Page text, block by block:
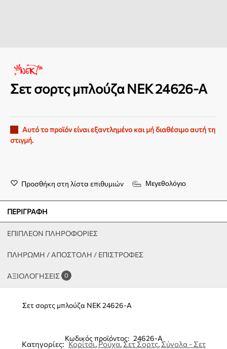
Σετ σορτς μπλούζα NEK 24626-A
Αυτό το προϊόν είναι εξαντλημένο και μή διαθέσιμο αυτή τη
στιγμή.
Προσθήκη στη λίστα επιθυμιών Μεγεθολόγιο
ΠΕΡΙΓΡΑΦΉ
ΕΠΙΠΛΈΟΝ ΠΛΗΡΟΦΟΡΊΕΣ
ΠΛΗΡΩΜΗ / ΑΠΟΣΤΟΛΗ / ΕΠΙΣΤΡΟΦΕΣ
ΑΞΙΟΛΟΓΉΣΕΙΣ 0
Σετ σορτς μπλούζα NEK 24626-A
Κωδικός προϊόντος: 24626-A
Κατηγορίες: Κορίτσι,Ρούχα,Σετ Σορτς, Σύνολα - Σετ